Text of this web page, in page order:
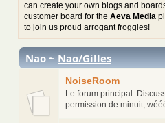
can create your own blogs and
customer board for the Aeva Media
to join us proud arrogant froggies!
Nao ~Nao/Gilles
NoiseRoom
Le forum principal.
permission de minuit,